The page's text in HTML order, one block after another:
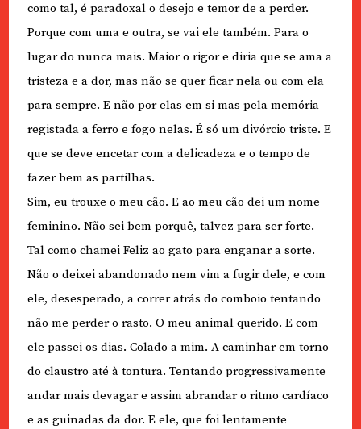
como tal, é paradoxal o desejo e temor de a perder.
Porque com uma e outra, se vai ele também. Para o
lugar do nunca mais. Maior o rigor e diria que se ama a
tristeza e a dor, mas não se quer ficar nela ou com ela
para sempre. E não por elas em si mas pela memória
registada a ferro e fogo nelas. É só um divórcio triste. E
que se deve encetar com a delicadeza e o tempo de
fazer bem as partilhas.
Sim, eu trouxe o meu cão. E ao meu cão dei um nome
feminino. Não sei bem porquê, talvez para ser forte.
Tal como chamei Feliz ao gato para enganar a sorte.
Não o deixei abandonado nem vim a fugir dele, e com
ele, desesperado, a correr atrás do comboio tentando
não me perder o rasto. O meu animal querido. E com
ele passei os dias. Colado a mim. A caminhar em torno
do claustro até à tontura. Tentando progressivamente
andar mais devagar e assim abrandar o ritmo cardíaco
e as guinadas da dor. E ele, que foi lentamente